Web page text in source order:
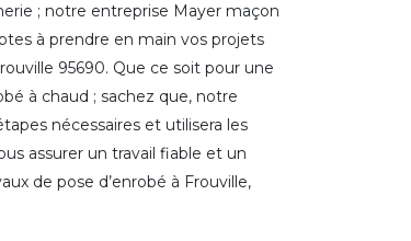
; notre entreprise Mayer maçon
à prendre en main vos projets
95690. Que ce soit pour une
à chaud ; sachez que, notre
nécessaires et utilisera les
assurer un travail fiable et un
de pose d’enrobé à Frouville,